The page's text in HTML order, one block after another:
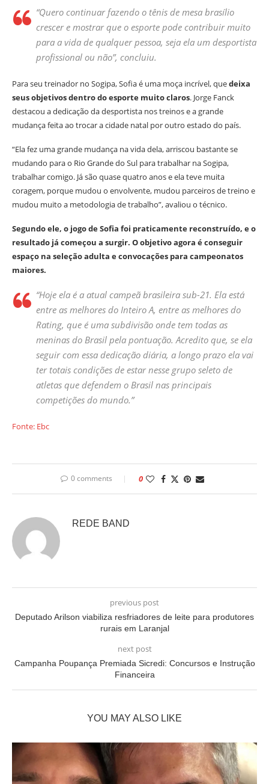
“Quero continuar fazendo o tênis de mesa brasílio
crescer e mostrar que o esporte pode contribuir muito
para a vida de qualquer pessoa, seja ela um desportista
profissional ou não”, concluiu.
Para seu treinador no Sogipa, Sofia é uma moça incrível, quedeixa
seus objetivos dentro do esporte muito claros. Jorge Fanck
destacou a dedicação da desportista nos treinos e a grande
mudança feita ao trocar a cidade natal por outro estado do país.
“Ela fez uma grande mudança na vida dela, arriscou bastante se
mudando para o Rio Grande do Sul para trabalhar na Sogipa,
trabalhar comigo. Já são quase quatro anos e ela teve muita
coragem, porque mudou o envolvente, mudou parceiros de treino e
mudou muito a metodologia de trabalho”, avaliou o técnico.
Segundo ele, o jogo de Sofia foi praticamente reconstruído, e o
resultado já começou a surgir. O objetivo agora é conseguir
espaço na seleção adulta e convocações para campeonatos
maiores.
“Hoje ela é a atual campeã brasileira sub-21. Ela está
entre as melhores do Inteiro A, entre as melhores do
Rating, que é uma subdivisão onde tem todas as
meninas do Brasil pela pontuação. Acredito que, se ela
seguir com essa dedicação diária, a longo prazo ela vai
ter totais condições de estar nesse grupo seleto de
atletas que defendem o Brasil nas principais
competições do mundo.”
Fonte: Ebc
0 comments 0
REDE BAND
previous post
Deputado Arilson viabiliza resfriadores de leite para produtores
rurais em Laranjal
next post
Campanha Poupança Premiada Sicredi: Concursos e Instrução
Financeira
YOU MAY ALSO LIKE